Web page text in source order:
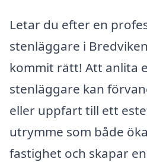
Letar du efter en
stenläggare i
kommit rätt! Att anlita
stenläggare kan
eller uppfart till ett
utrymme som både
fastighet och skapar